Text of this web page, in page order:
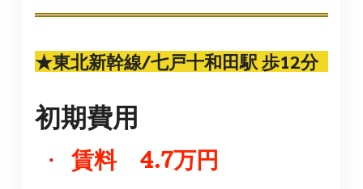
★東北新幹線/七戸十和田駅 歩12分
初期費用
・ 賃料 4.7万円